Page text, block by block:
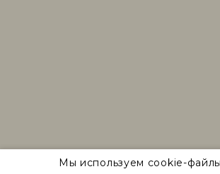
Natural Concepts 2026 © Все
Мы используем cookie-